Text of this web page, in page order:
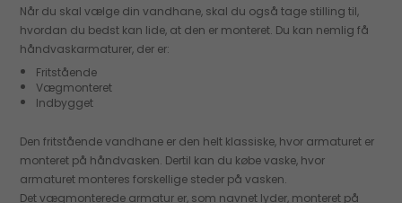
Når du skal vælge din vandhane, skal du også tage stilling til,
hvordan du bedst kan lide, at den er monteret. Du kan nemlig få
håndvaskarmaturer, der er:
Fritstående
Vægmonteret
Indbygget
Den fritstående vandhane er den helt klassiske, hvor armaturet er
monteret på håndvasken. Dertil kan du købe vaske, hvor
armaturet monteres forskellige steder på vasken.
Det vægmonterede armatur er, som navnet lyder, monteret på